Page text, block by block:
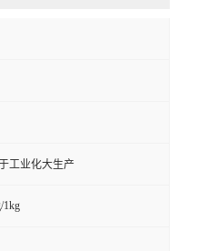
工业化大生产
1kg